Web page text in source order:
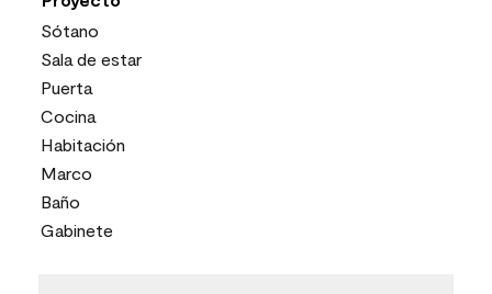
Sótano
Sala de estar
Puerta
Cocina
Habitación
Marco
Baño
Gabinete